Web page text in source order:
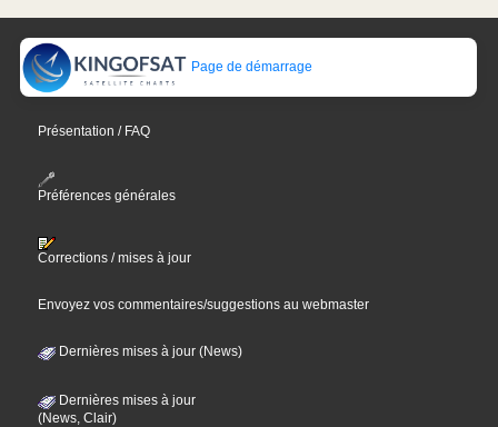
Page de démarrage
Présentation / FAQ
Préférences générales
Corrections / mises à jour
Envoyez vos commentaires/suggestions au webmaster
Dernières mises à jour (News)
Dernières mises à jour
(News, Clair)